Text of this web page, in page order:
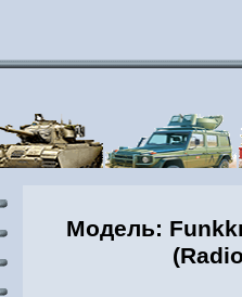
Модель: